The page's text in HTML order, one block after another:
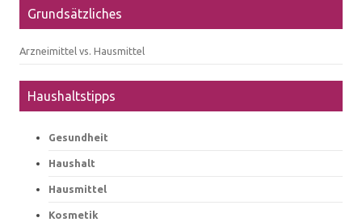
Grundsätzliches
Arzneimittel vs. Hausmittel
Haushaltstipps
Gesundheit
Haushalt
Hausmittel
Kosmetik